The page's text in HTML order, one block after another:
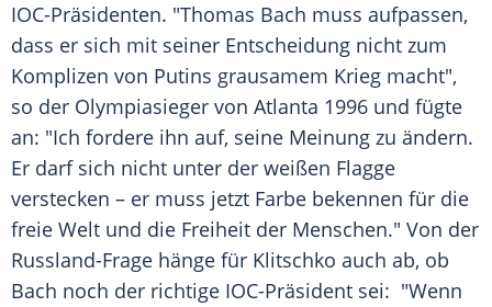
IOC-Präsidenten. "Thomas Bach muss aufpassen,
dass er sich mit seiner Entscheidung nicht zum
Komplizen von Putins grausamem Krieg macht",
so der Olympiasieger von Atlanta 1996 und fügte
an: "Ich fordere ihn auf, seine Meinung zu ändern.
Er darf sich nicht unter der weißen Flagge
verstecken – er muss jetzt Farbe bekennen für die
freie Welt und die Freiheit der Menschen." Von der
Russland-Frage hänge für Klitschko auch ab, ob
Bach noch der richtige IOC-Präsident sei: "Wenn